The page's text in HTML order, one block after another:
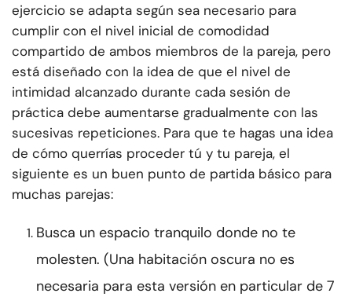
ejercicio se adapta según sea necesario para
cumplir con el nivel inicial de comodidad
compartido de ambos miembros de la pareja, pero
está diseñado con la idea de que el nivel de
intimidad alcanzado durante cada sesión de
práctica debe aumentarse gradualmente con las
sucesivas repeticiones. Para que te hagas una idea
de cómo querrías proceder tú y tu pareja, el
siguiente es un buen punto de partida básico para
muchas parejas:
Busca un espacio tranquilo donde no te
molesten. (Una habitación oscura no es
necesaria para esta versión en particular de 7